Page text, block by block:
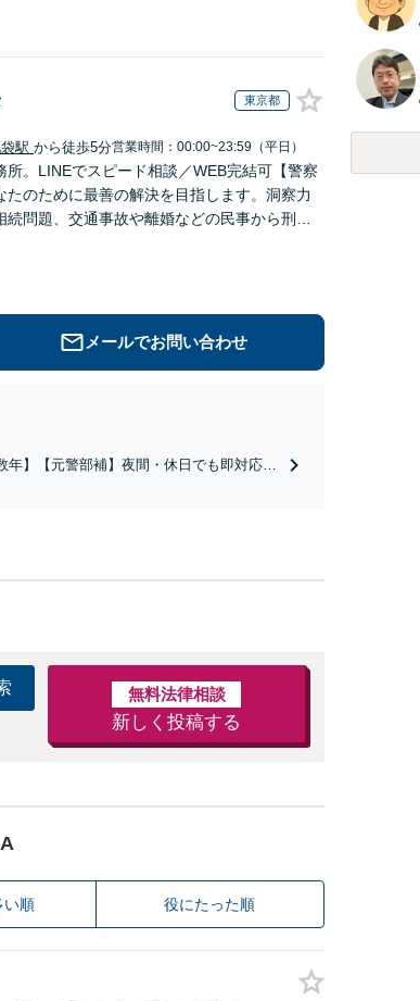
東京都
駅 から徒歩5分営業時間：00:00~23:59（平日）
所。LINEでスピード相談／WEB完結可【警察
たのために最善の解決を目指します。洞察力
続問題、交通事故や離婚などの民事から刑事
メールでお問い合わせ
年】【元警部補】夜間・休日でも即対応！
無料法律相談
新しく投稿する
い順 役にたった順